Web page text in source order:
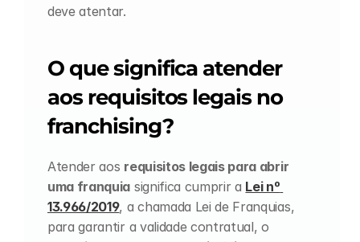
deve atentar.
O que significa atender
aos requisitos legais no
franchising?
Atender aos requisitos legais para abrir
uma franquia significa cumprir a Lei nº
13.966/2019, a chamada Lei de Franquias,